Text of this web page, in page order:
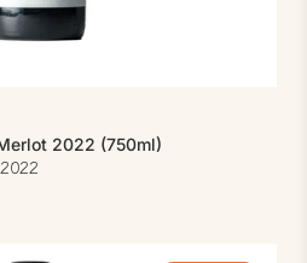
2022 (750ml)